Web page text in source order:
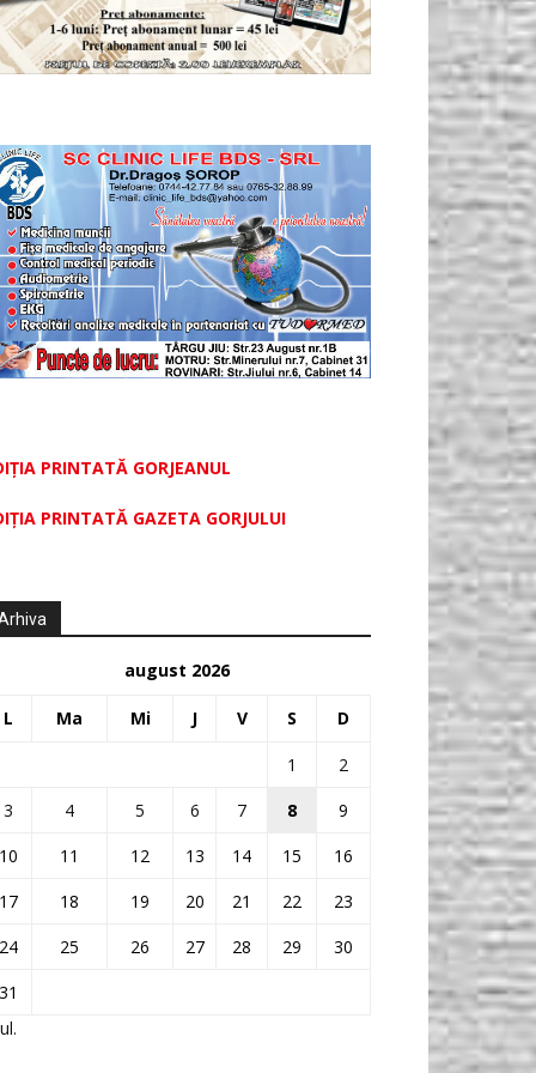
PRINTATĂ GORJEANUL
PRINTATĂ GAZETA GORJULUI
august 2026
L Ma Mi J V S D
1
2
3
4 5 6 7 8
9
11 12 13 14 15
16
18 19 20 21 22
23
25 26 27 28 29
30